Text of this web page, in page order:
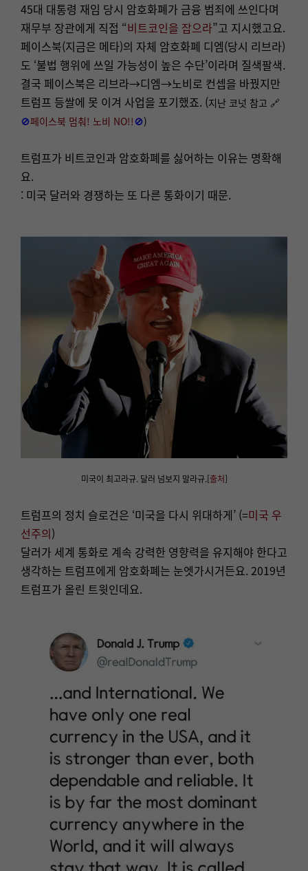
45대 대통령 재임 당시 암호화폐가 금융 범죄에 쓰인다며
재무부 장관에게 직접 “비트코인을 잡으라”고 지시했고요.
페이스북(지금은 메타)의 자체 암호화폐 디엠(당시 리브라)
도 ‘불법 행위에 쓰일 가능성이 높은 수단’이라며 질색팔색.
결국 페이스북은 리브라→디엠→노비로 컨셉을 바꿨지만
트럼프 등쌀에 못 이겨 사업을 포기했죠. (지난 코넛 참고 🔗
🚫페이스북 멈춰! 노비 NO!!🚫)
트럼프가 비트코인과 암호화폐를 싫어하는 이유는 명확해
요.
: 미국 달러와 경쟁하는 또 다른 통화이기 때문.
미국이 최고라규. 달러 넘보지 말라규.[출처]
트럼프의 정치 슬로건은 ‘미국을 다시 위대하게’ (=미국 우
선주의)
달러가 세계 통화로 계속 강력한 영향력을 유지해야 한다고
생각하는 트럼프에게 암호화폐는 눈엣가시거든요. 2019년
트럼프가 올린 트윗인데요.